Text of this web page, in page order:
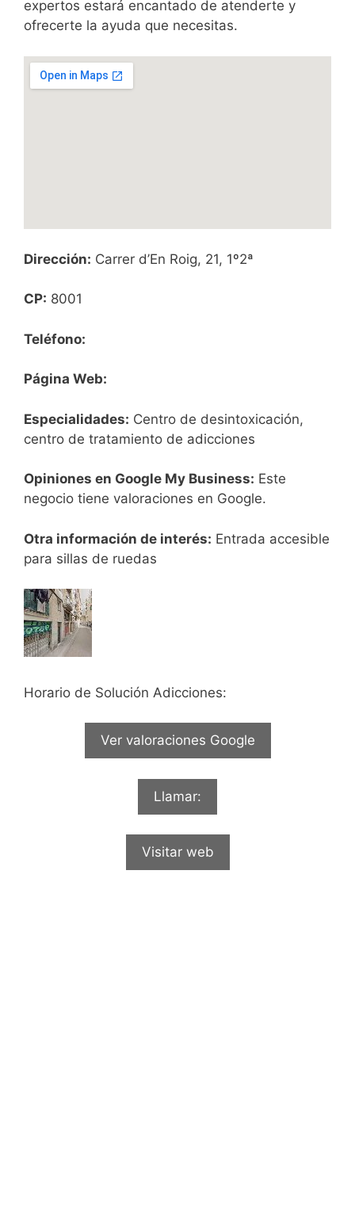
expertos estará encantado de atenderte y
ofrecerte la ayuda que necesitas.
Dirección: Carrer d’En Roig, 21, 1º2ª
CP: 8001
Teléfono:
Página Web:
Especialidades: Centro de desintoxicación,
centro de tratamiento de adicciones
Opiniones en Google My Business: Este
negocio tiene valoraciones en Google.
Otra información de interés: Entrada accesible
para sillas de ruedas
Horario de Solución Adicciones:
Ver valoraciones Google
Llamar:
Visitar web